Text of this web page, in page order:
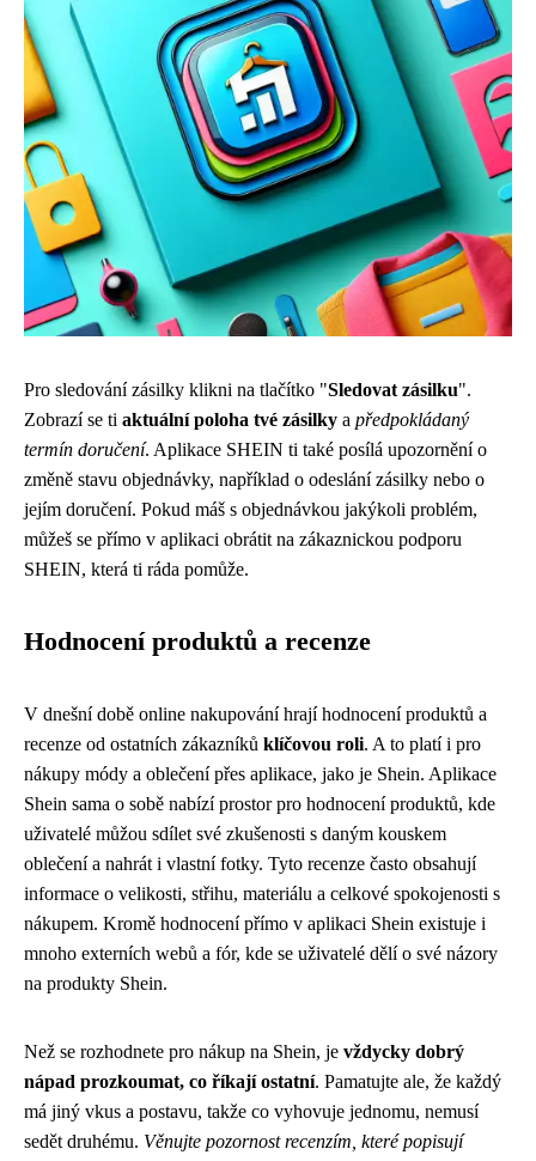
Pro sledování zásilky klikni na tlačítko "Sledovat zásilku".
Zobrazí se ti aktuální poloha tvé zásilky a předpokládaný
termín doručení. Aplikace SHEIN ti také posílá upozornění o
změně stavu objednávky, například o odeslání zásilky nebo o
jejím doručení. Pokud máš s objednávkou jakýkoli problém,
můžeš se přímo v aplikaci obrátit na zákaznickou podporu
SHEIN, která ti ráda pomůže.
Hodnocení produktů a recenze
V dnešní době online nakupování hrají hodnocení produktů a
recenze od ostatních zákazníků klíčovou roli. A to platí i pro
nákupy módy a oblečení přes aplikace, jako je Shein. Aplikace
Shein sama o sobě nabízí prostor pro hodnocení produktů, kde
uživatelé můžou sdílet své zkušenosti s daným kouskem
oblečení a nahrát i vlastní fotky. Tyto recenze často obsahují
informace o velikosti, střihu, materiálu a celkové spokojenosti s
nákupem. Kromě hodnocení přímo v aplikaci Shein existuje i
mnoho externích webů a fór, kde se uživatelé dělí o své názory
na produkty Shein.
Než se rozhodnete pro nákup na Shein, je vždycky dobrý
nápad prozkoumat, co říkají ostatní. Pamatujte ale, že každý
má jiný vkus a postavu, takže co vyhovuje jednomu, nemusí
sedět druhému. Věnujte pozornost recenzím, které popisují